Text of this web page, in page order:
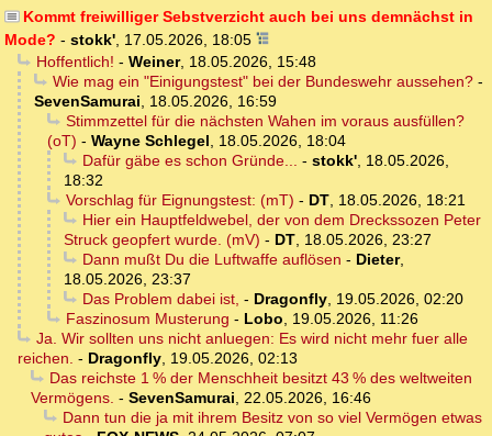
Kommt freiwilliger Sebstverzicht auch bei uns demnächst in
Mode? - stokk', 17.05.2026, 18:05
Hoffentlich! - Weiner, 18.05.2026, 15:48
Wie mag ein "Einigungstest" bei der Bundeswehr aussehen?-
SevenSamurai, 18.05.2026, 16:59
Stimmzettel für die nächsten Wahen im voraus ausfüllen?
(oT) - Wayne Schlegel, 18.05.2026, 18:04
Dafür gäbe es schon Gründe... - stokk', 18.05.2026,
18:32
Vorschlag für Eignungstest: (mT) - DT, 18.05.2026, 18:21
Hier ein Hauptfeldwebel, der von dem Dreckssozen Peter
Struck geopfert wurde. (mV) - DT, 18.05.2026, 23:27
Dann mußt Du die Luftwaffe auflösen - Dieter,
18.05.2026, 23:37
Das Problem dabei ist, - Dragonfly, 19.05.2026, 02:20
Faszinosum Musterung - Lobo, 19.05.2026, 11:26
Ja. Wir sollten uns nicht anluegen: Es wird nicht mehr fuer alle
reichen. - Dragonfly, 19.05.2026, 02:13
Das reichste 1 % der Menschheit besitzt 43 % des weltweiten
Vermögens. - SevenSamurai, 22.05.2026, 16:46
Dann tun die ja mit ihrem Besitz von so viel Vermögen etwas